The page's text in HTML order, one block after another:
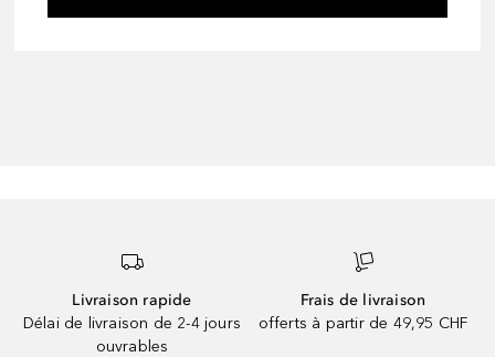
Livraison rapide
Délai de livraison de 2-4 jours
ouvrables
Frais de livraison
offerts à partir de 49,95 CHF